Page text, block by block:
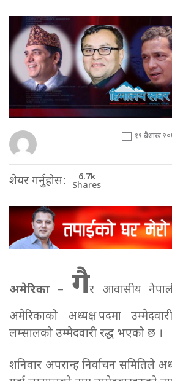
१९ बैशाख
शेयर गर्नुहोस: 6.7k
Shares
अमेरिका – गैर आवासीय
अमेरिकाको अध्यक्ष पदमा
लम्सालको उम्मेदवारी रद्ध भएको छ ।
शनिवार अपरान्ह निर्वाचन समितिले